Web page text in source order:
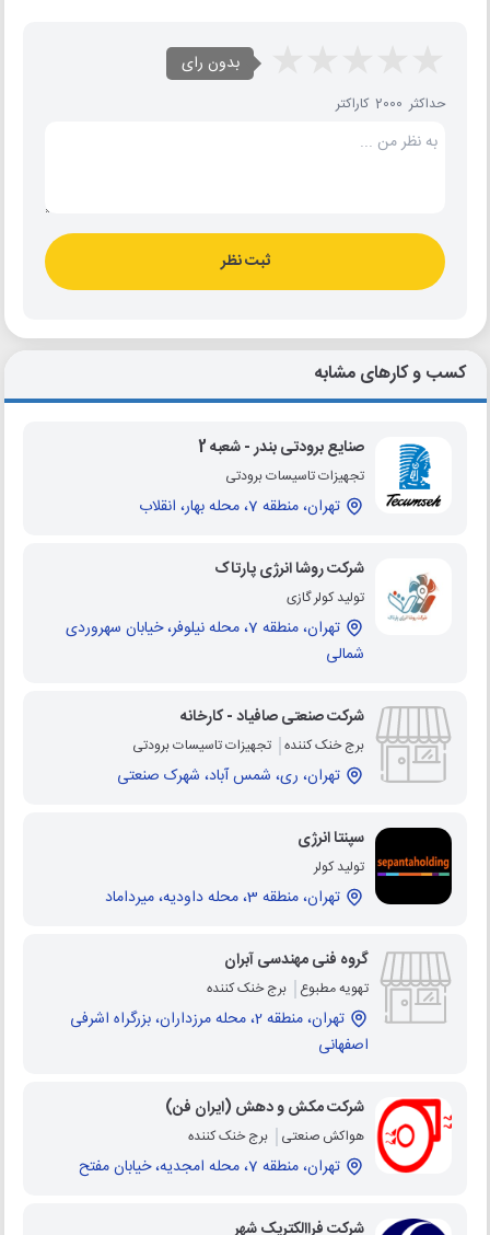
بدون رای
حداکثر 2000 کاراکتر
ثبت نظر
کسب و کارهای مشابه
صنایع برودتی بندر - شعبه 2
تجهیزات تاسیسات برودتی
تهران، منطقه 7، محله بهار، انقلاب
شرکت روشا انرژی پارتاک
تولید کولر گازی
تهران، منطقه 7، محله نیلوفر، خیابان سهروردی
شمالی
شرکت صنعتی صافیاد - کارخانه
برج خنک کننده تجهیزات تاسیسات برودتی
تهران، ری، شمس آباد، شهرک صنعتی
سپنتا انرژی
تولید کولر
تهران، منطقه 3، محله داودیه، میرداماد
گروه فنی مهندسی آبران
تهویه مطبوع برج خنک کننده
تهران، منطقه 2، محله مرزداران، بزرگراه اشرفی
اصفهانی
شرکت مکش و دهش (ایران فن)
هواکش صنعتی برج خنک کننده
تهران، منطقه 7، محله امجدیه، خیابان مفتح
شرکت فراالکتریک شهر